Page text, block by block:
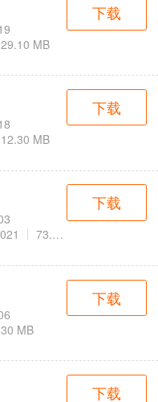
29.10 MB
下载
MB
下载
73.80 MB
下载
MB
下载
下载